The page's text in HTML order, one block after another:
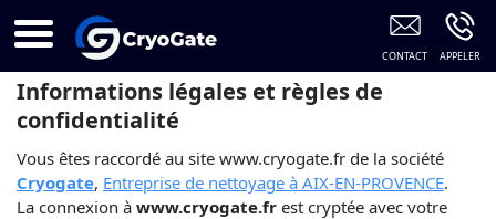
Aerogommage Aix-En-Provence
Informations légales et règles de
confidentialité
Vous êtes raccordé au site www.cryogate.fr de la société
Cryogate, Entreprise de nettoyage à AIX-EN-PROVENCE.
La connexion à www.cryogate.fr est cryptée avec votre